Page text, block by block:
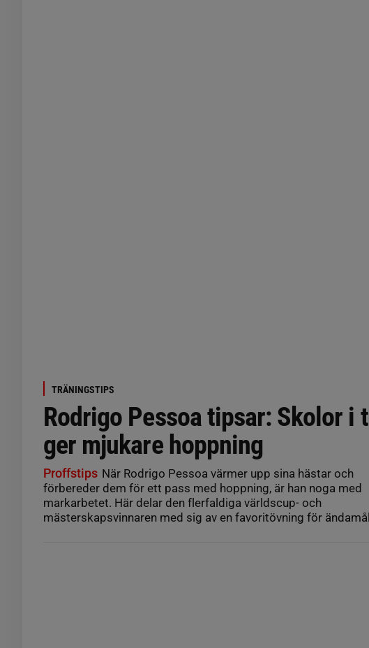
TRÄNINGSTIPS
Rodrigo Pessoa tipsar: Skolor i
ger mjukare hoppning
Proffstips När Rodrigo Pessoa värmer upp sina hästar och
förbereder dem för ett pass med hoppning, är han noga med
markarbetet. Här delar den flerfaldiga världscup- och
mästerskapsvinnaren med sig av en favoritövning för